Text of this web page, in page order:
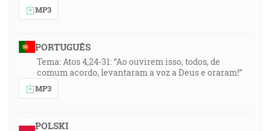
MP3
PORTUGUÊS
Tema: Atos 4,24-31: “Ao ouvirem isso, todos, de
comum acordo, levantaram a voz a Deus e oraram!”
MP3
POLSKI